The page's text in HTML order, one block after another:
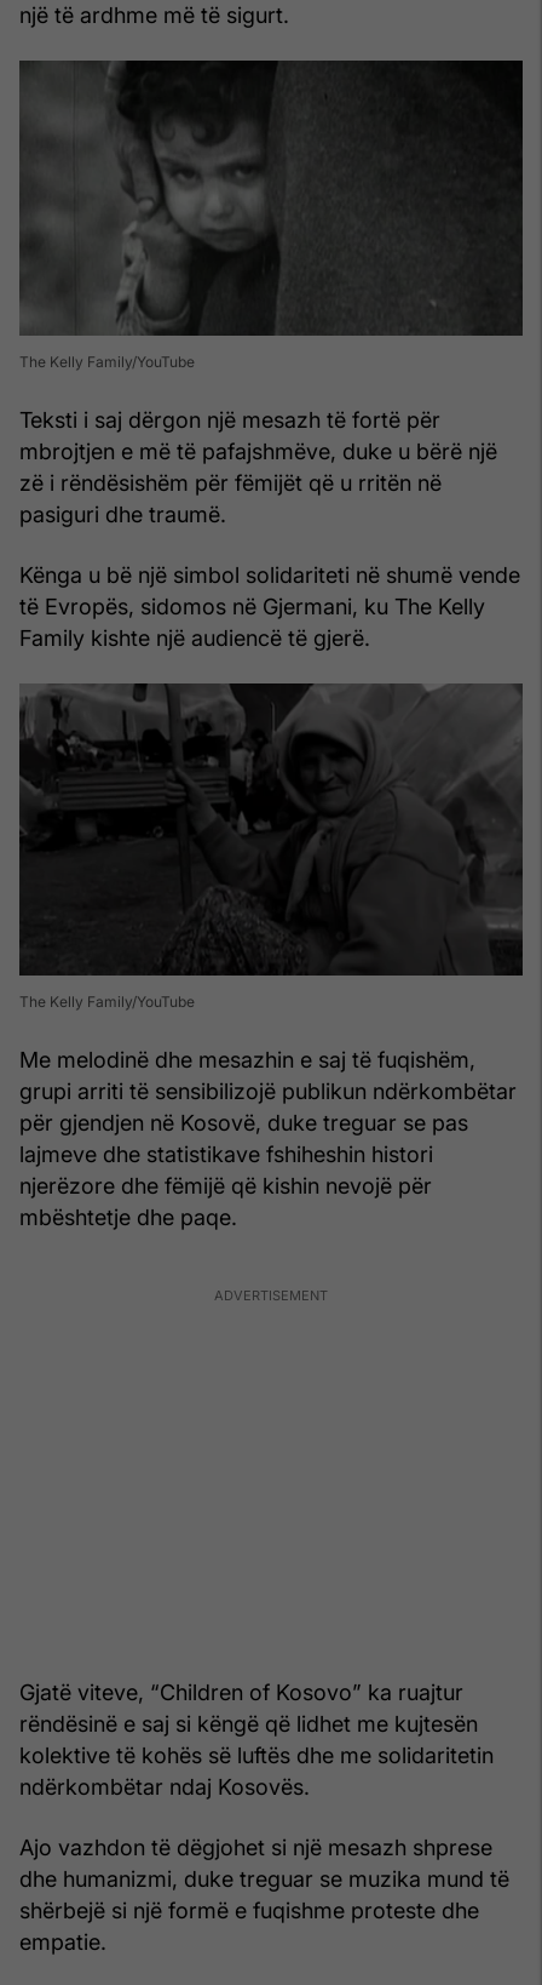
një të ardhme më të sigurt.
The Kelly Family/YouTube
Teksti i saj dërgon një mesazh të fortë për
mbrojtjen e më të pafajshmëve, duke u bërë një
zë i rëndësishëm për fëmijët që u rritën në
pasiguri dhe traumë.
Kënga u bë një simbol solidariteti në shumë vende
të Evropës, sidomos në Gjermani, ku The Kelly
Family kishte një audiencë të gjerë.
The Kelly Family/YouTube
Me melodinë dhe mesazhin e saj të fuqishëm,
grupi arriti të sensibilizojë publikun ndërkombëtar
për gjendjen në Kosovë, duke treguar se pas
lajmeve dhe statistikave fshiheshin histori
njerëzore dhe fëmijë që kishin nevojë për
mbështetje dhe paqe.
Gjatë viteve, “Children of Kosovo” ka ruajtur
rëndësinë e saj si këngë që lidhet me kujtesën
kolektive të kohës së luftës dhe me solidaritetin
ndërkombëtar ndaj Kosovës.
Ajo vazhdon të dëgjohet si një mesazh shprese
dhe humanizmi, duke treguar se muzika mund të
shërbejë si një formë e fuqishme proteste dhe
empatie.